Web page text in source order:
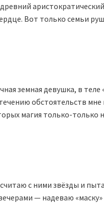
Вот только семьи
земная девушка, в теле
обстоятельств
магия только-только
считаю с ними звёзды и
— надеваю